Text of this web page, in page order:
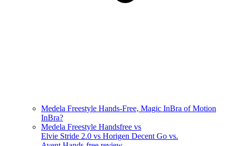
Medela Freestyle Hands-Free, Magic InBra of Motion
InBra?
Medela Freestyle Handsfree vs
Elvie Stride 2.0 vs Horigen Decent Go vs.